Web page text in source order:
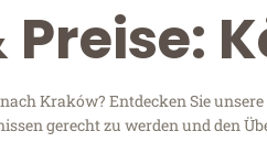
Preise:
Kraków? Entdecken Sie
gerecht zu werden und den